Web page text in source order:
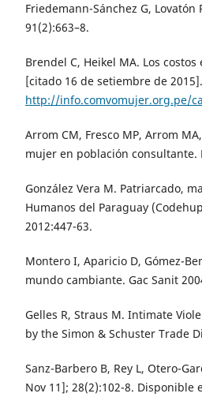
Friedemann-Sánchez G,
91(2):663–8.
Brendel C, Heikel MA. Los
[citado 16 de setiembre de
http://info.comvomujer.org.pe/
Arrom CM, Fresco MP, Arrom
mujer en población consultante.
González Vera M. Patriarcado,
Humanos del Paraguay
2012:447-63.
Montero I, Aparicio D, Gómez-
mundo cambiante. Gac Sanit
Gelles R, Straus M. Intimate
by the Simon & Schuster Trade
Sanz-Barbero B, Rey L, Otero-
Nov 11]; 28(2):102-8. Disponible